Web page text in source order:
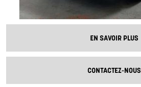
EN SAVOIR PLUS
CONTACTEZ-NOUS